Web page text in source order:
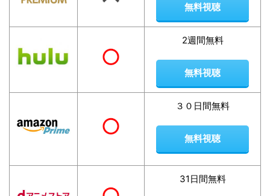
無料視聴
2週間無料
無料視聴
３０日間無料
無料視聴
31日間無料